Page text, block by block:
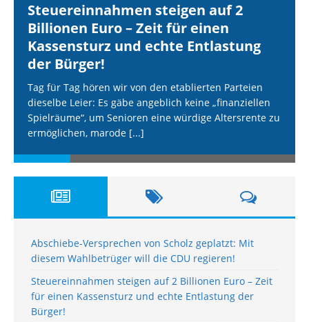
Steuereinnahmen steigen auf 2
Billionen Euro – Zeit für einen
Kassensturz und echte Entlastung
der Bürger!
Tag für Tag hören wir von den etablierten Parteien
dieselbe Leier: Es gäbe angeblich keine „finanziellen
Spielräume“, um Senioren eine würdige Altersrente zu
ermöglichen, marode [...]
Abschiebe-Versprechen von Scholz geplatzt: Mit
diesem Wahlbetrüger will die CDU regieren!
Steuereinnahmen steigen auf 2 Billionen Euro – Zeit
für einen Kassensturz und echte Entlastung der
Bürger!